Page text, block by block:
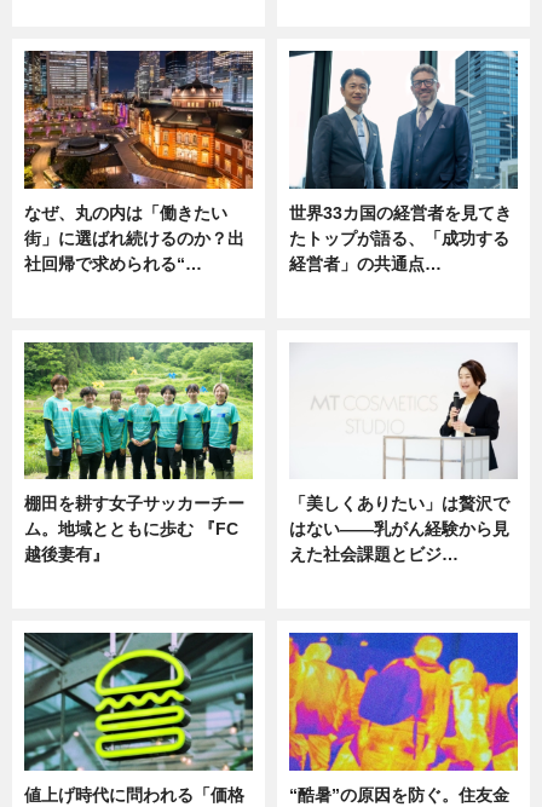
なぜ、丸の内は「働きたい
街」に選ばれ続けるのか？出
社回帰で求められる“…
世界33カ国の経営者を見てき
たトップが語る、「成功する
経営者」の共通点…
棚田を耕す女子サッカーチー
ム。地域とともに歩む 『FC
越後妻有』
「美しくありたい」は贅沢で
はない――乳がん経験から見
えた社会課題とビジ…
値上げ時代に問われる「価格
“酷暑”の原因を防ぐ。住友金